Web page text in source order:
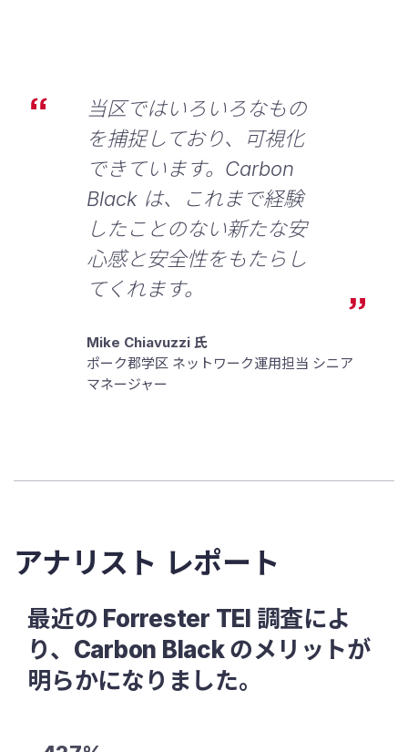
当区ではいろいろなもの
を捕捉しており、可視化
できています。Carbon
Black は、これまで経験
したことのない新たな安
心感と安全性をもたらし
てくれます。
Mike Chiavuzzi 氏
ポーク郡学区 ネットワーク運用担当 シニア
マネージャー
アナリスト レポート
最近の Forrester TEI 調査によ
り、Carbon Black のメリットが
明らかになりました。